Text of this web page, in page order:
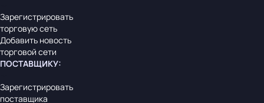
Зарегистрировать
торговую сеть
Добавить новость
торговой сети
ПОСТАВЩИКУ:
Зарегистрировать
поставщика